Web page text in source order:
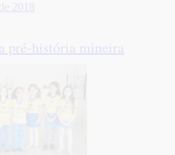
2018
pré-história mineira